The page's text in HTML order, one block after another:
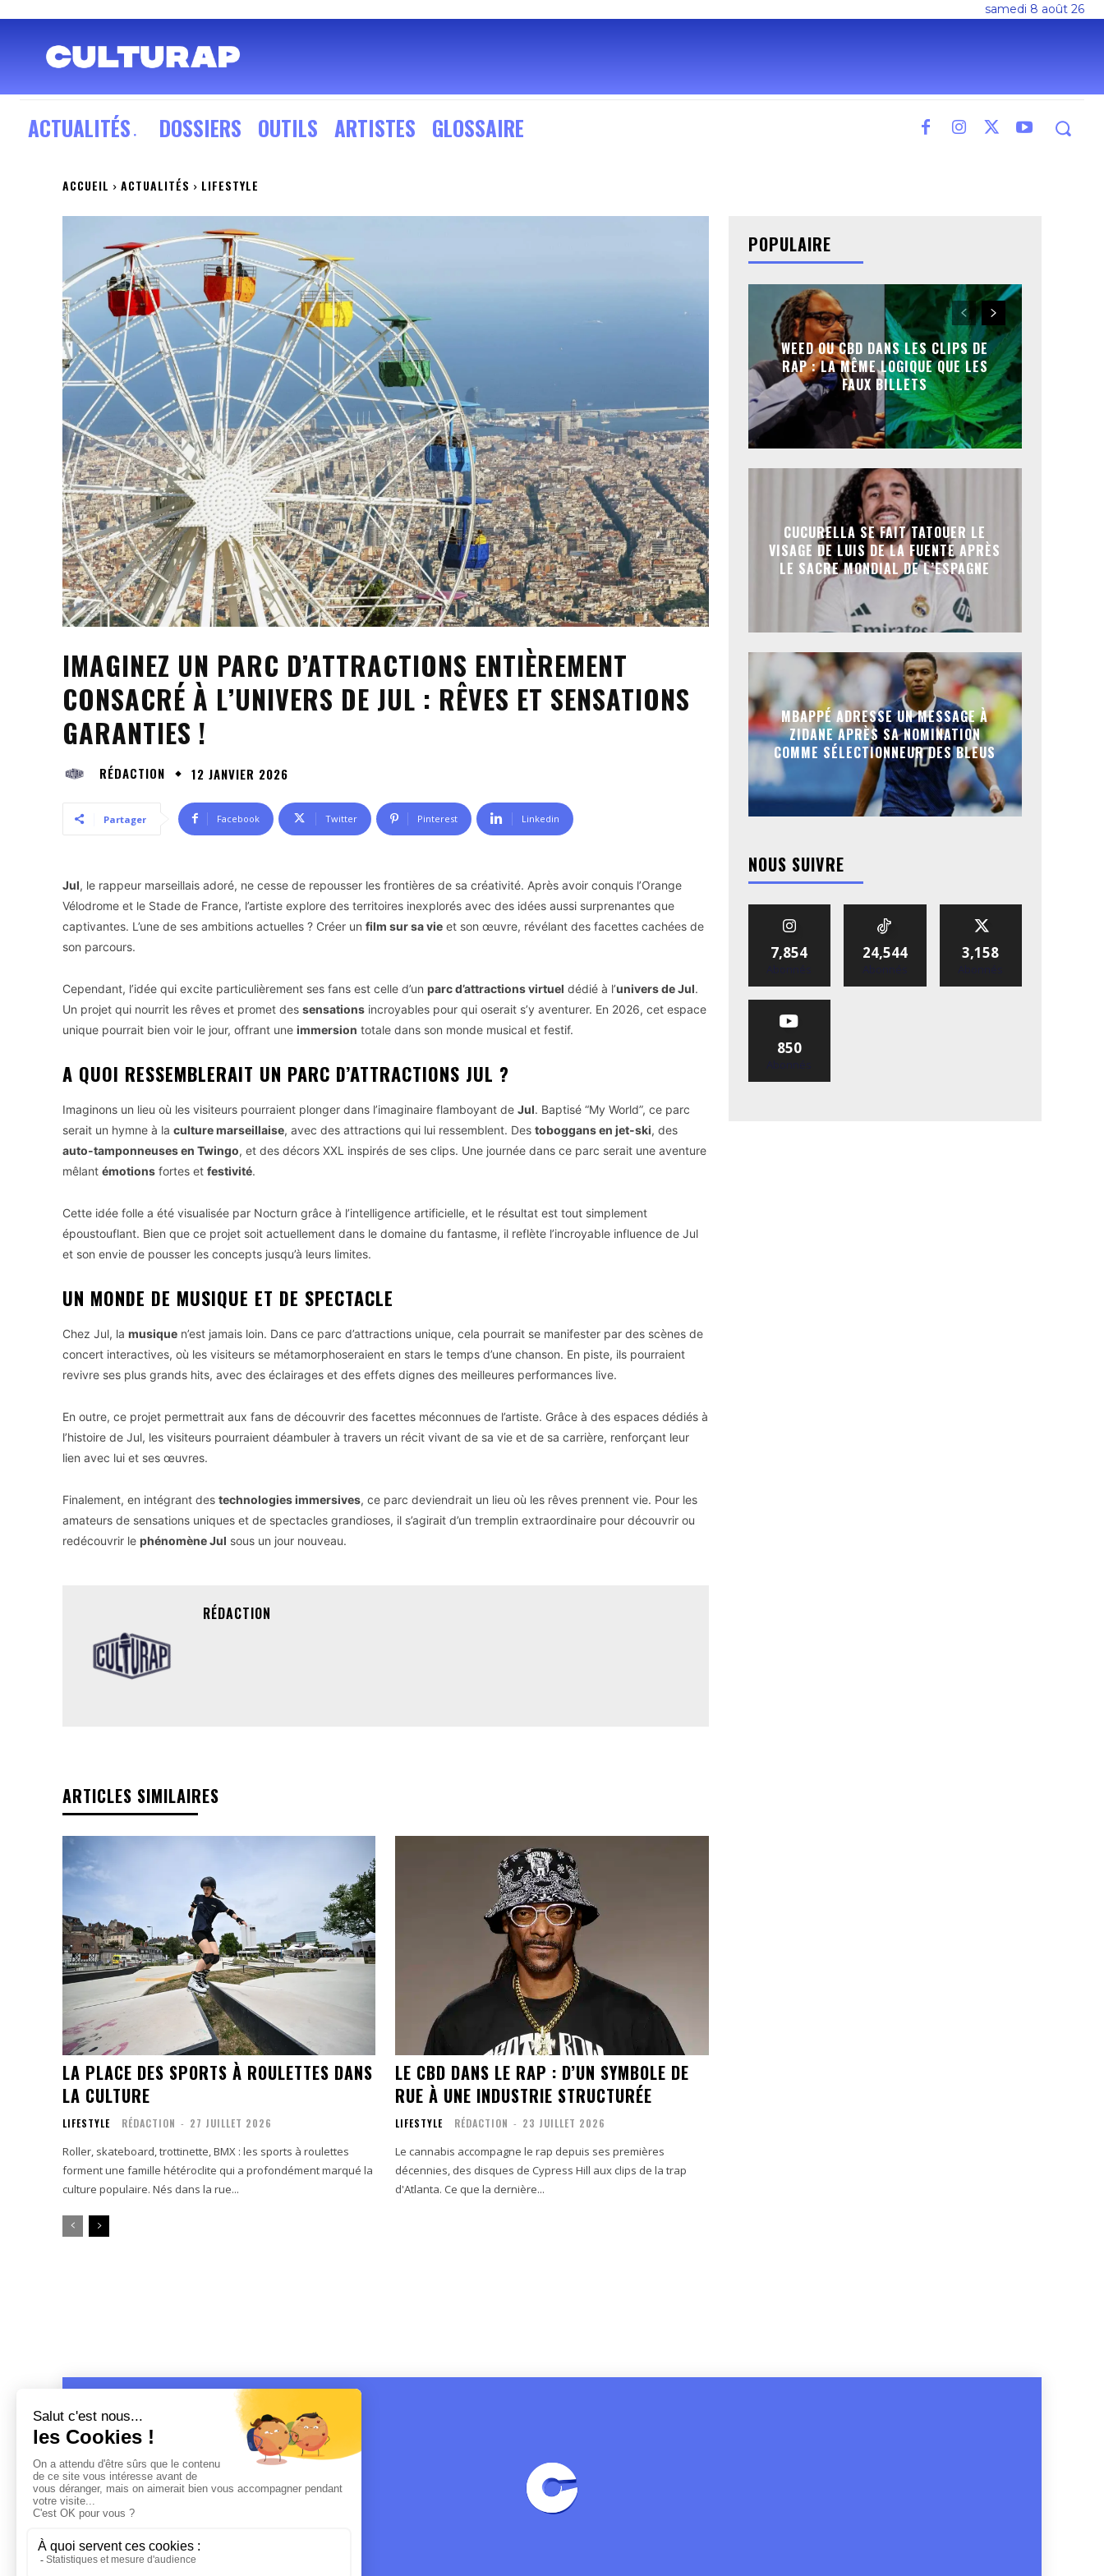
samedi 8 août 26
ACTUALITÉS DOSSIERS OUTILS ARTISTES GLOSSAIRE
ACCUEIL ACTUALITÉS LIFESTYLE
IMAGINEZ UN PARC D’ATTRACTIONS ENTIÈREMENT
CONSACRÉ À L’UNIVERS DE JUL : RÊVES ET SENSATIONS
GARANTIES !
RÉDACTION 12 JANVIER 2026
Partager Facebook Twitter Pinterest Linkedin
Jul, le rappeur marseillais adoré, ne cesse de repousser les frontières de sa créativité. Après avoir conquis l’Orange
Vélodrome et le Stade de France, l’artiste explore des territoires inexplorés avec des idées aussi surprenantes que
captivantes. L’une de ses ambitions actuelles ? Créer un film sur sa vie et son œuvre, révélant des facettes cachées de
son parcours.
Cependant, l’idée qui excite particulièrement ses fans est celle d’un parc d’attractions virtuel dédié à l’univers de Jul.
Un projet qui nourrit les rêves et promet des sensations incroyables pour qui oserait s’y aventurer. En 2026, cet espace
unique pourrait bien voir le jour, offrant une immersion totale dans son monde musical et festif.
A QUOI RESSEMBLERAIT UN PARC D’ATTRACTIONS JUL ?
Imaginons un lieu où les visiteurs pourraient plonger dans l’imaginaire flamboyant de Jul. Baptisé “My World”, ce parc
serait un hymne à la culture marseillaise, avec des attractions qui lui ressemblent. Des toboggans en jet-ski, des
auto-tamponneuses en Twingo, et des décors XXL inspirés de ses clips. Une journée dans ce parc serait une aventure
mêlant émotions fortes et festivité.
Cette idée folle a été visualisée par Nocturn grâce à l’intelligence artificielle, et le résultat est tout simplement
époustouflant. Bien que ce projet soit actuellement dans le domaine du fantasme, il reflète l’incroyable influence de Jul
et son envie de pousser les concepts jusqu’à leurs limites.
UN MONDE DE MUSIQUE ET DE SPECTACLE
Chez Jul, la musique n’est jamais loin. Dans ce parc d’attractions unique, cela pourrait se manifester par des scènes de
concert interactives, où les visiteurs se métamorphoseraient en stars le temps d’une chanson. En piste, ils pourraient
revivre ses plus grands hits, avec des éclairages et des effets dignes des meilleures performances live.
En outre, ce projet permettrait aux fans de découvrir des facettes méconnues de l’artiste. Grâce à des espaces dédiés à
l’histoire de Jul, les visiteurs pourraient déambuler à travers un récit vivant de sa vie et de sa carrière, renforçant leur
lien avec lui et ses œuvres.
Finalement, en intégrant des technologies immersives, ce parc deviendrait un lieu où les rêves prennent vie. Pour les
amateurs de sensations uniques et de spectacles grandioses, il s’agirait d’un tremplin extraordinaire pour découvrir ou
redécouvrir le phénomène Jul sous un jour nouveau.
RÉDACTION
ARTICLES SIMILAIRES
LA PLACE DES SPORTS À ROULETTES DANS
LA CULTURE
LIFESTYLE RÉDACTION - 27 JUILLET 2026
Roller, skateboard, trottinette, BMX : les sports à roulettes
forment une famille hétéroclite qui a profondément marqué la
culture populaire. Nés dans la rue...
LE CBD DANS LE RAP : D’UN SYMBOLE DE
RUE À UNE INDUSTRIE STRUCTURÉE
LIFESTYLE RÉDACTION - 23 JUILLET 2026
Le cannabis accompagne le rap depuis ses premières
décennies, des disques de Cypress Hill aux clips de la trap
d'Atlanta. Ce que la dernière...
POPULAIRE
WEED OU CBD DANS LES CLIPS DE
RAP : LA MÊME LOGIQUE QUE LES
FAUX BILLETS
CUCURELLA SE FAIT TATOUER LE
VISAGE DE LUIS DE LA FUENTE APRÈS
LE SACRE MONDIAL DE L’ESPAGNE
MBAPPÉ ADRESSE UN MESSAGE À
ZIDANE APRÈS SA NOMINATION
COMME SÉLECTIONNEUR DES BLEUS
NOUS SUIVRE
7,854
Abonnés
24,544
Abonnés
3,158
Abonnés
850
Abonnés